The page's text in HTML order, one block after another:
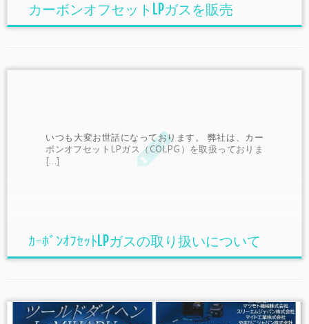
カーボンオフセットLPガスを販売
いつも大変お世話になっております。 弊社は、カー
ボンオフセットLPガス（COLPG）を取扱っておりま
[…]
ｶｰﾎﾞﾝｵﾌｾｯﾄLPガスの取り扱いについて